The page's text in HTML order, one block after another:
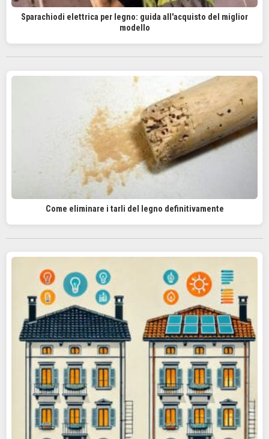
Sparachiodi elettrica per legno: guida all'acquisto del miglior
modello
Come eliminare i tarli del legno definitivamente